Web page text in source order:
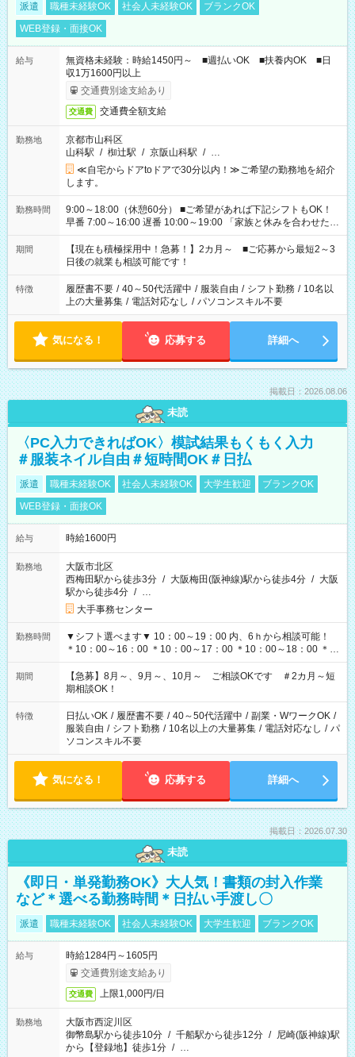
派遣 職種未経験OK 社会人未経験OK
ブランクOK
WEB登録・面接OK
給与
無資格未経験：時給1450円～ ■週払いOK ■扶養内OK ■日
収1万1600円以上
交通費別途支給あり
交通費 交通費全額支給
勤務地
京都市山科区
山科駅 / 椥辻駅 / 京阪山科駅 / …
≪自宅からドアtoドアで30分以内！≫ご希望の勤務地を紹介
します。
勤務時間
9:00～18:00（休憩60分） ■ご希望があれば下記シフトもOK！
早番 7:00～16:00 遅番 10:00～19:00 「家族と休みを合わせた
い」 「余裕を持って夕飯の準備がしたい」 「できれば残業はし
たくない」 など、ご希望を教えてくださいね。 ※Wワーク希望
の方へ 今ご覧のお仕事で希望する勤務時間と、もう1つのお仕事
の勤務時間。 合計で週40時間を超える場合は応募できません。
期間
【現在も積極採用中！急募！】2カ月～ ■ご応募から最短2～3
日後の就業も相談可能です！
特徴 履歴書不要 / 40～50代活躍中 / 服装自由 / シフト勤務 / 10名以
上の大量募集 / 電話対応なし / パソコンスキル不要
気になる！ 応募する 詳細へ
掲載日：2026.08.06
未読
〈PC入力できればOK〉模試結果もくもく入力
＃服装ネイル自由＃短時間OK＃日払
派遣 職種未経験OK 社会人未経験OK 大学生歓迎
ブランクOK
WEB登録・面接OK
給与 時給1600円
勤務地
大阪市北区
西梅田駅から徒歩3分 / 大阪梅田(阪神線)駅から徒歩4分 / 大阪
駅から徒歩4分 / …
大手事務センター
勤務時間
▼シフト選べます▼ 10：00～19：00 内、6ｈから相談可能！
＊10：00～16：00 ＊10：00～17：00 ＊10：00～18：00 ＊
11：00～19：00 ＊12：00～19：00 ＊13：00～19：00
期間
【急募】8月～、9月～、10月～ ご相談OKです ＃2カ月～短
期相談OK！
特徴 日払いOK / 履歴書不要 / 40～50代活躍中 / 副業・WワークOK /
服装自由 / シフト勤務 / 10名以上の大量募集 / 電話対応なし / パ
ソコンスキル不要
気になる！ 応募する 詳細へ
掲載日：2026.07.30
未読
《即日・単発勤務OK》大人気！書類の封入作業
など＊選べる勤務時間＊日払い手渡し〇
派遣 職種未経験OK 社会人未経験OK 大学生歓迎 ブランクOK
給与
時給1284円～1605円
交通費別途支給あり
交通費 上限1,000円/日
勤務地
大阪市西淀川区
御幣島駅から徒歩10分 / 千船駅から徒歩12分 / 尼崎(阪神線)駅
から【登録地】徒歩1分 / …